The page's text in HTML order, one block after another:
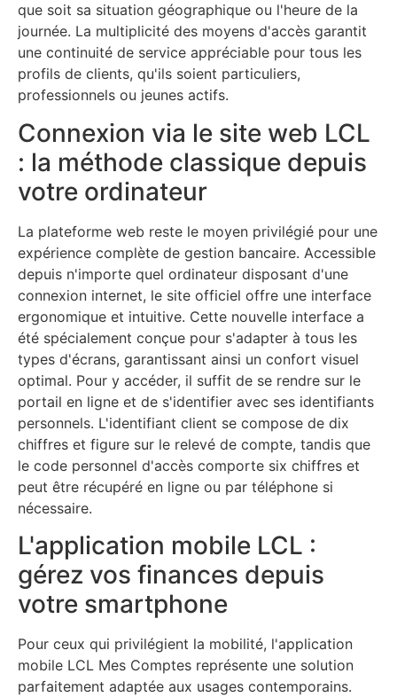
que soit sa situation géographique ou l'heure de la
journée. La multiplicité des moyens d'accès garantit
une continuité de service appréciable pour tous les
profils de clients, qu'ils soient particuliers,
professionnels ou jeunes actifs.
Connexion via le site web LCL
: la méthode classique depuis
votre ordinateur
La plateforme web reste le moyen privilégié pour une
expérience complète de gestion bancaire. Accessible
depuis n'importe quel ordinateur disposant d'une
connexion internet, le site officiel offre une interface
ergonomique et intuitive. Cette nouvelle interface a
été spécialement conçue pour s'adapter à tous les
types d'écrans, garantissant ainsi un confort visuel
optimal. Pour y accéder, il suffit de se rendre sur le
portail en ligne et de s'identifier avec ses identifiants
personnels. L'identifiant client se compose de dix
chiffres et figure sur le relevé de compte, tandis que
le code personnel d'accès comporte six chiffres et
peut être récupéré en ligne ou par téléphone si
nécessaire.
L'application mobile LCL :
gérez vos finances depuis
votre smartphone
Pour ceux qui privilégient la mobilité, l'application
mobile LCL Mes Comptes représente une solution
parfaitement adaptée aux usages contemporains.